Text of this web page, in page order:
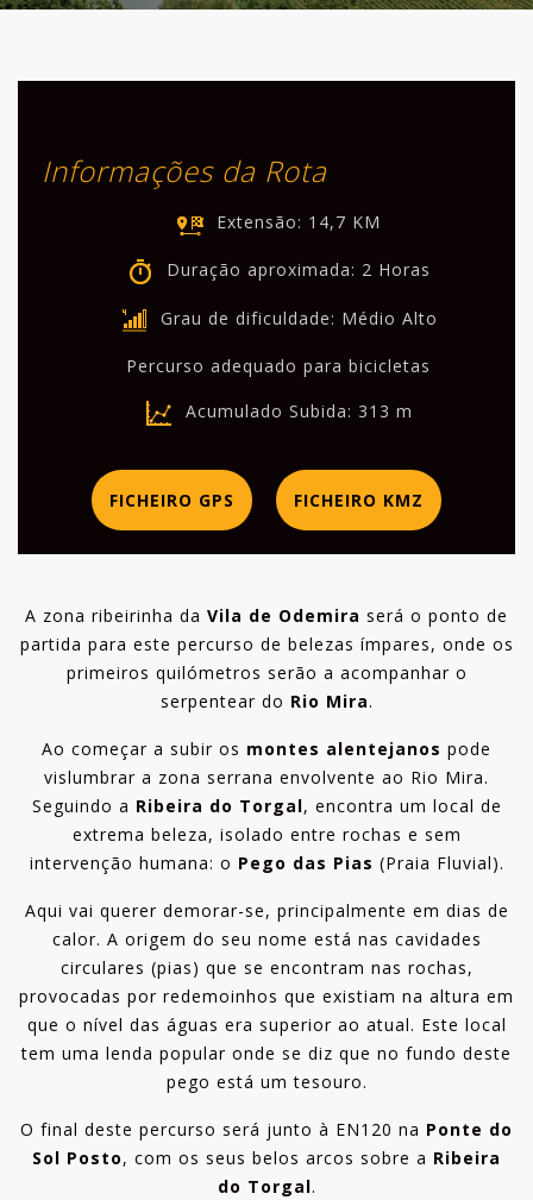
LOCALIZAÇÃO
Informações da Rota
Extensão: 14,7 KM
Duração aproximada: 2 Horas
Grau de dificuldade: Médio Alto
Percurso adequado para bicicletas
Acumulado Subida: 313 m
FICHEIRO GPS FICHEIRO KMZ
A zona ribeirinha da Vila de Odemira será o ponto de
partida para este percurso de belezas ímpares, onde os
primeiros quilómetros serão a acompanhar o
serpentear do Rio Mira.
Ao começar a subir os montes alentejanos pode
vislumbrar a zona serrana envolvente ao Rio Mira.
Seguindo a Ribeira do Torgal, encontra um local de
extrema beleza, isolado entre rochas e sem
intervenção humana: o Pego das Pias (Praia Fluvial).
Aqui vai querer demorar-se, principalmente em dias de
calor. A origem do seu nome está nas cavidades
circulares (pias) que se encontram nas rochas,
provocadas por redemoinhos que existiam na altura em
que o nível das águas era superior ao atual. Este local
tem uma lenda popular onde se diz que no fundo deste
pego está um tesouro.
O final deste percurso será junto à EN120 na Ponte do
Sol Posto, com os seus belos arcos sobre a Ribeira
do Torgal.